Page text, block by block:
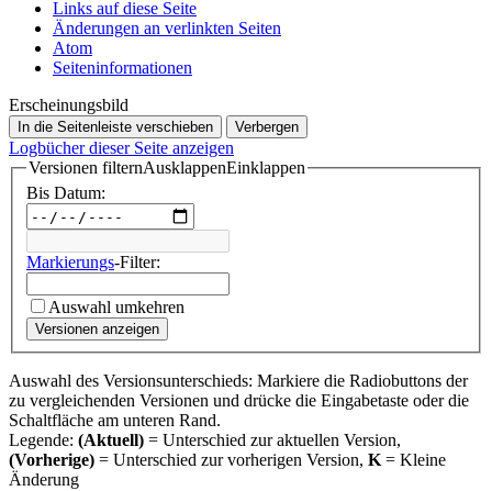
Links auf diese Seite
Änderungen an verlinkten Seiten
Atom
Seiten­­informationen
Erscheinungsbild
In die Seitenleiste verschieben Verbergen
Logbücher dieser Seite anzeigen
Versionen filternAusklappenEinklappen
Bis Datum:
Markierungs-Filter:
Auswahl umkehren
Versionen anzeigen
Auswahl des Versionsunterschieds: Markiere die Radiobuttons der
zu vergleichenden Versionen und drücke die Eingabetaste oder die
Schaltfläche am unteren Rand.
Legende: (Aktuell) = Unterschied zur aktuellen Version,
(Vorherige) = Unterschied zur vorherigen Version, K= Kleine
Änderung